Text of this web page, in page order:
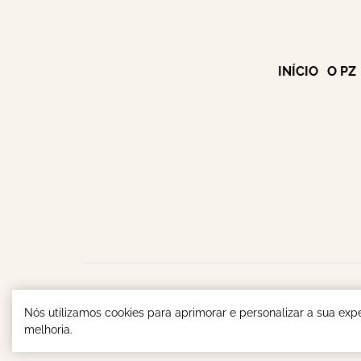
INÍCIO O PZ
Parish & Zenandro Advogados -
Nós utilizamos cookies para aprimorar e personalizar a sua
melhoria.